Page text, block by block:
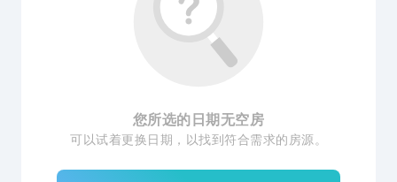
您所选的日期无空房
可以试着更换日期，以找到符合需求的房源。